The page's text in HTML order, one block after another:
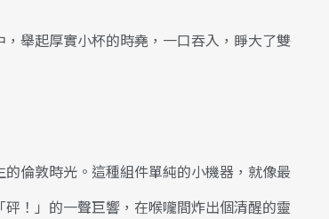
舉起厚實小杯的時堯，一口吞入，睜大了雙
倫敦時光。這種組件單純的小機器，就像最
！」的一聲巨響，在喉嚨間炸出個清醒的靈